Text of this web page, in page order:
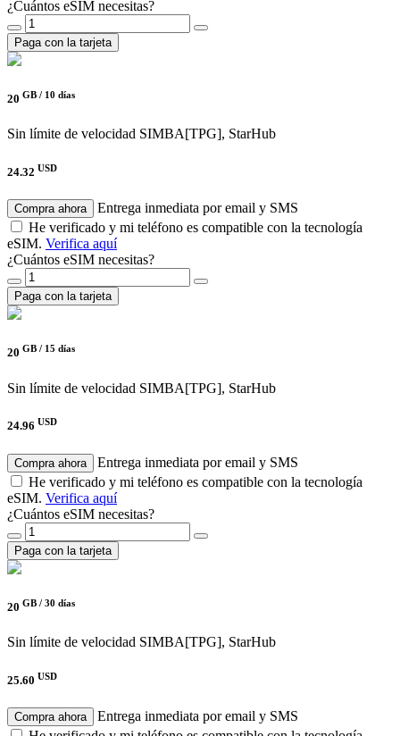
¿Cuántos eSIM necesitas?
Paga con la tarjeta
20 GB / 10 días
Sin límite de velocidad SIMBA[TPG], StarHub
24.32 USD
Compra ahora
Entrega inmediata por email y SMS
He verificado y mi teléfono es compatible con la tecnología
eSIM. Verifica aquí
¿Cuántos eSIM necesitas?
Paga con la tarjeta
20 GB / 15 días
Sin límite de velocidad SIMBA[TPG], StarHub
24.96 USD
Compra ahora
Entrega inmediata por email y SMS
He verificado y mi teléfono es compatible con la tecnología
eSIM. Verifica aquí
¿Cuántos eSIM necesitas?
Paga con la tarjeta
20 GB / 30 días
Sin límite de velocidad SIMBA[TPG], StarHub
25.60 USD
Compra ahora
Entrega inmediata por email y SMS